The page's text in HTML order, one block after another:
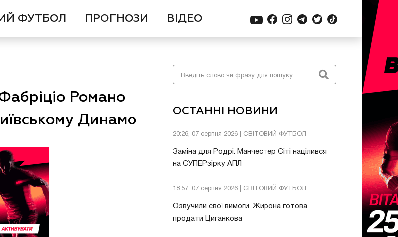
ФУТБОЛ ПРОГНОЗИ ВІДЕО
ОСТАННІ НОВИНИ
20:26, 07 серпня 2026 | СВІТОВИЙ ФУТБОЛ
Заміна для Родрі. Манчестер Сіті націлився
на СУПЕРзірку АПЛ
18:57, 07 серпня 2026 | СВІТОВИЙ ФУТБОЛ
Озвучили свої вимоги. Жирона готова
продати Циганкова
Романо
Динамо